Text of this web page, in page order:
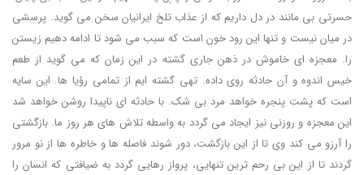
حسرتی بی مانند در دل داریم که از عذاب تلخ ایرانیان سخن می گوید. پرسشی
در میان نیست و تنها این رود خون است که سبب می شود تا ادامه دهیم زیستن
را. معجزه ای خاموش در ذهن جاری گشته در این زمان که می گوید از طعم
خیس اندوه و آن حادثه روی داده. تهی گشته ایم از تمامی رؤیا ها. این سایه
است که پشت پنجره خواهد مرد بی شک. با حادثه ای ناپیدا روشن خواهد شد
این معجزه و روزنی نیز ایجاد می گردد به واسطه تلاش های هر روز ما. بازگشتی
را آرزو می کند وی تا از این بازگشت، دور شوند فاصله ها و خاطره ها از نو مرور
گردند تا از این بی رحم ترین تنهایی، پرواز رهایی گردد به ضیافتی که انسان را